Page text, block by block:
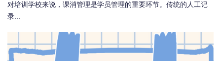
对培训学校来说，课消管理是学员管理的重要环节。传统的人工记
录...